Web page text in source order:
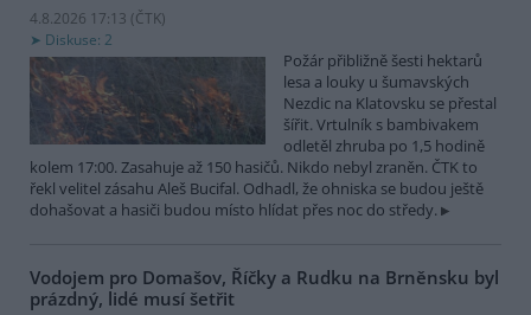
4.8.2026 17:13 (ČTK)
Diskuse: 2
Požár přibližně šesti hektarů
lesa a louky u šumavských
Nezdic na Klatovsku se přestal
šířit. Vrtulník s bambivakem
odletěl zhruba po 1,5 hodině
kolem 17:00. Zasahuje až 150 hasičů. Nikdo nebyl zraněn. ČTK to
řekl velitel zásahu Aleš Bucifal. Odhadl, že ohniska se budou ještě
dohašovat a hasiči budou místo hlídat přes noc do středy.
Vodojem pro Domašov, Říčky a Rudku na Brněnsku byl
prázdný, lidé musí šetřit